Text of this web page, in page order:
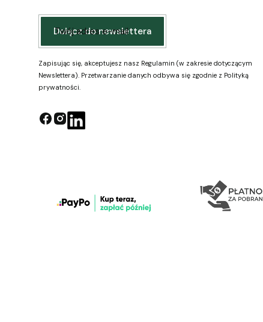
Twój adres e-mail
Dołącz do newslettera
Zapisując się, akceptujesz nasz Regulamin (w zakresie dotyczącym
Newslettera). Przetwarzanie danych odbywa się zgodnie z Polityką
prywatności.